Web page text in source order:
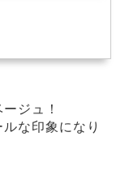
ジュ！
な印象になり